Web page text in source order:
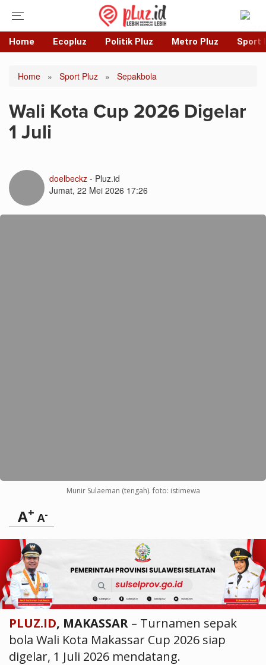
Home Ecopluz Politik Pluz Metro Pluz Sport
Home » Sport Pluz » Sepakbola
Wali Kota Cup 2026 Digelar
1 Juli
doelbeckz - Pluz.id
Jumat, 22 Mei 2026 17:26
Munir Sulaeman (tengah). foto: istimewa
A+ A-
PLUZ.ID, MAKASSAR – Turnamen sepak
bola Wali Kota Makassar Cup 2026 siap
digelar, 1 Juli 2026 mendatang.